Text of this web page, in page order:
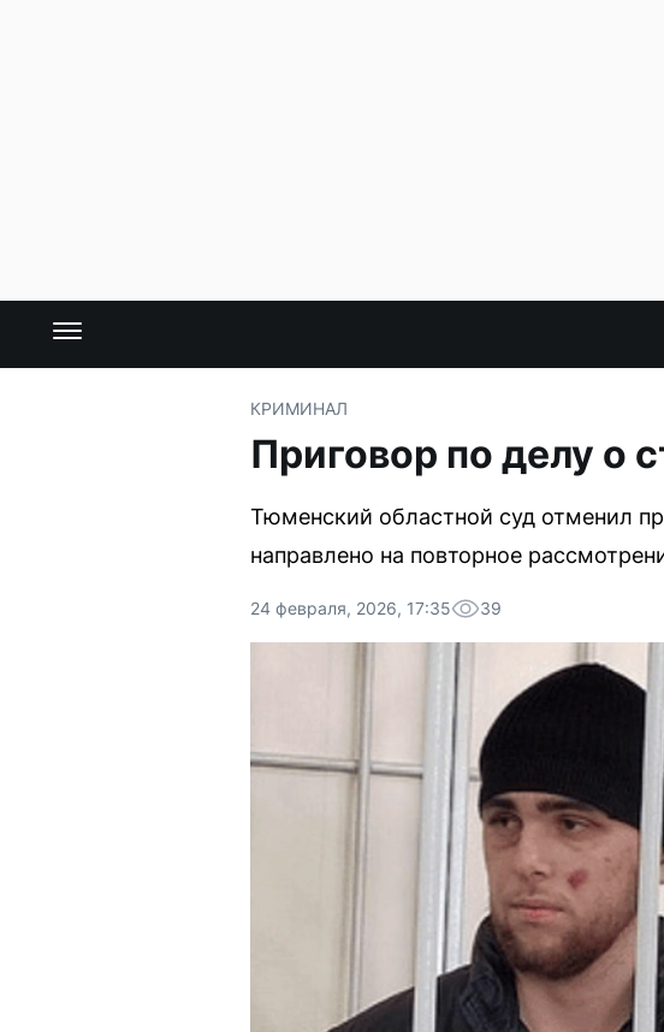
КРИМИНАЛ
Приговор по делу о
Тюменский областной суд отменил
направлено на повторное
24 февраля, 2026, 17:35 39